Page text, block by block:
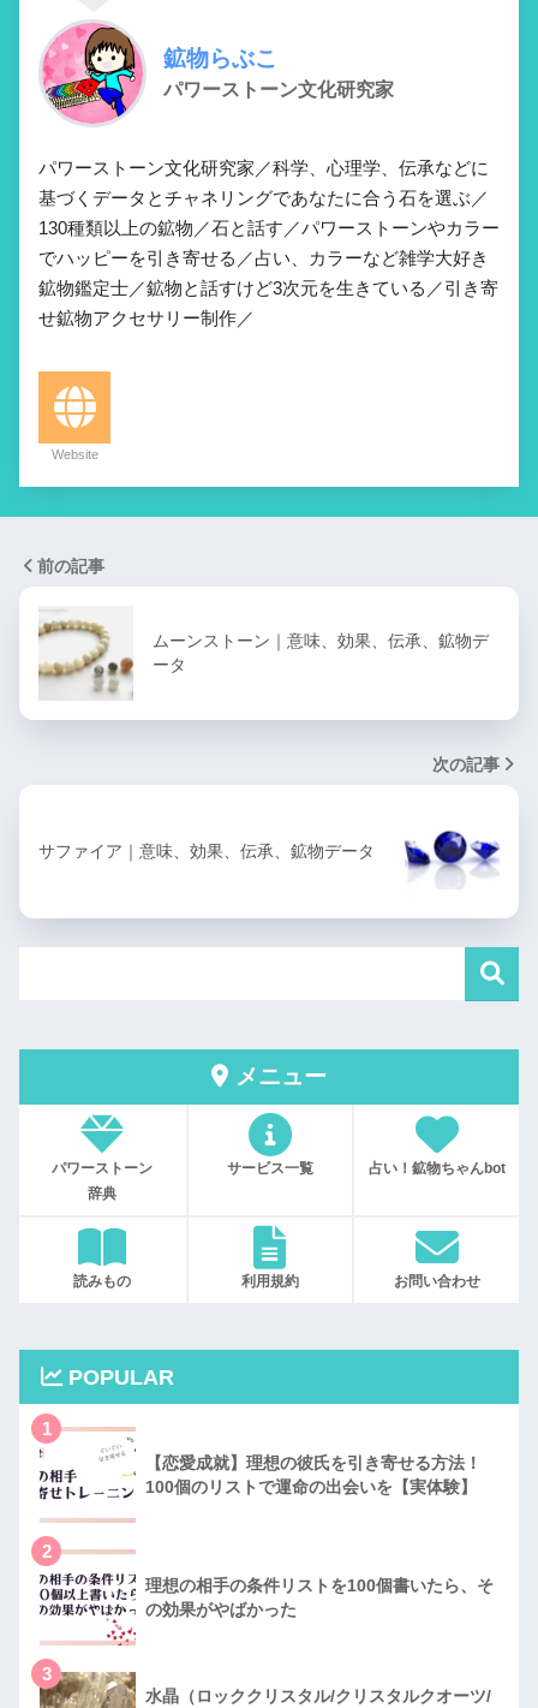
鉱物らぶこ
パワーストーン文化研究家
パワーストーン文化研究家／科学、心理学、伝承などに
基づくデータとチャネリングであなたに合う石を選ぶ／
130種類以上の鉱物／石と話す／パワーストーンやカラー
でハッピーを引き寄せる／占い、カラーなど雑学大好き
鉱物鑑定士／鉱物と話すけど3次元を生きている／引き寄
せ鉱物アクセサリー制作／
Website
前の記事
ムーンストーン｜意味、効果、伝承、鉱物デ
ータ
次の記事
サファイア｜意味、効果、伝承、鉱物データ
メニュー
パワーストーン
辞典
サービス一覧 占い！鉱物ちゃんbot
読みもの 利用規約 お問い合わせ
POPULAR
1
【恋愛成就】理想の彼氏を引き寄せる方法！
100個のリストで運命の出会いを【実体験】
2
理想の相手の条件リストを100個書いたら、そ
の効果がやばかった
3
水晶（ロッククリスタル/クリスタルクオーツ/